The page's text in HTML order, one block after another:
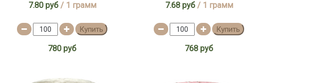
7.80 руб/ 1 грамм
Купить
780 руб
7.68 руб/ 1 грамм
Купить
768 руб